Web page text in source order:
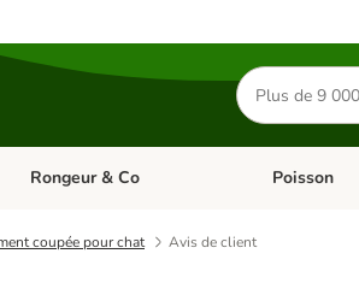
Rechercher
des
produits
Chien
Dérouler les catégories: Chat
Rongeur & Co Dérouler les
Poisson
coupée pour chat Avis de client